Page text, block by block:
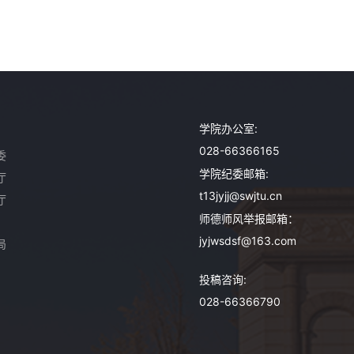
学院办公室:
028-66366165
学院纪委邮箱:
t13jyjj@swjtu.cn
师德师风举报邮箱：
jyjwsdsf@163.com
投稿咨询:
028-66366790